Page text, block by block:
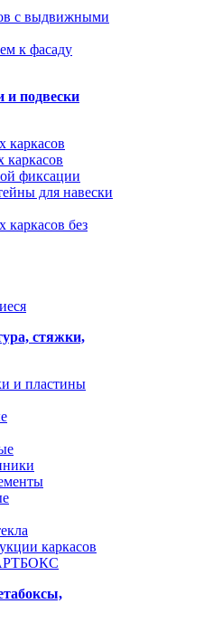
с выдвижными
к фасаду
и подвески
каркасов
фиксации
для навески
каркасов без
стяжки,
и пластины
каркасов